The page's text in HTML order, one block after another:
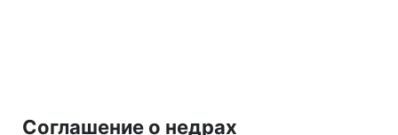
Соглашение о недрах